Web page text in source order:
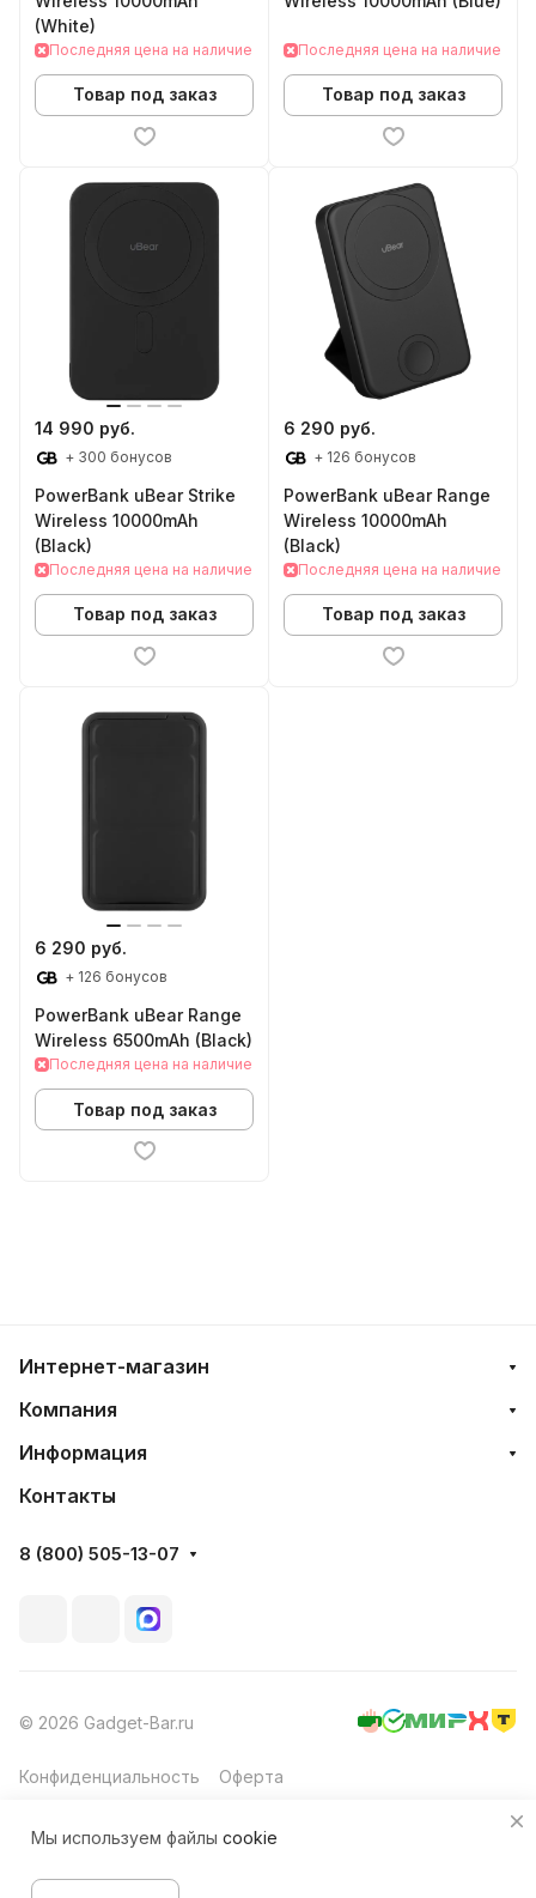
(White)
Последняя цена на наличие
Товар под заказ
Последняя цена на наличие
Товар под заказ
14 990 руб.
+ 300 бонусов
PowerBank uBear Strike
Wireless 10000mAh
(Black)
Последняя цена на наличие
Товар под заказ
6 290 руб.
+ 126 бонусов
PowerBank uBear Range
Wireless 10000mAh
(Black)
Последняя цена на наличие
Товар под заказ
6 290 руб.
+ 126 бонусов
PowerBank uBear Range
Wireless 6500mAh (Black)
Последняя цена на наличие
Товар под заказ
Интернет-магазин
Компания
Информация
Контакты
8 (800) 505-13-07
© 2026 Gadget-Bar.ru
Конфиденциальность Оферта
Мы используем файлы cookie